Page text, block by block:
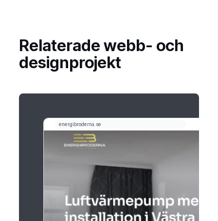
Relaterade webb- och
designprojekt